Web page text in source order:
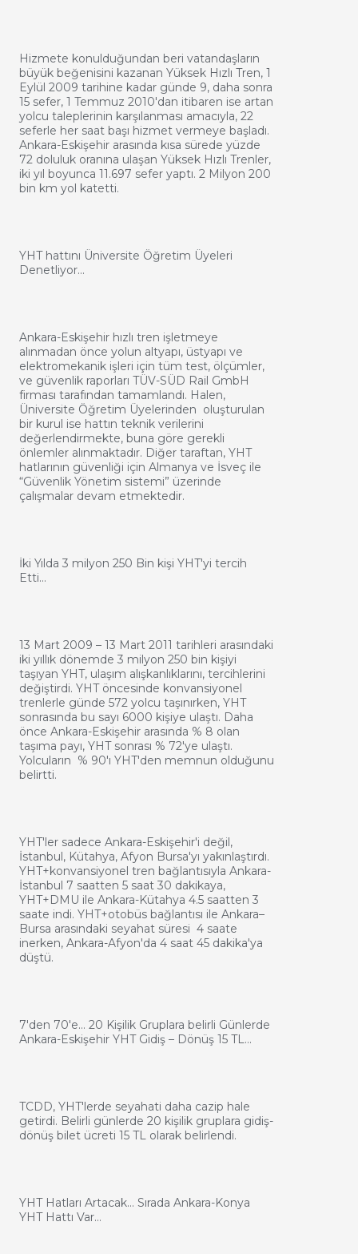
Hizmete konulduğundan beri vatandaşların
büyük beğenisini kazanan Yüksek Hızlı Tren, 1
Eylül 2009 tarihine kadar günde 9, daha sonra
15 sefer, 1 Temmuz 2010'dan itibaren ise artan
yolcu taleplerinin karşılanması amacıyla, 22
seferle her saat başı hizmet vermeye başladı.
Ankara-Eskişehir arasında kısa sürede yüzde
72 doluluk oranına ulaşan Yüksek Hızlı Trenler,
iki yıl boyunca 11.697 sefer yaptı. 2 Milyon 200
bin km yol katetti.
YHT hattını Üniversite Öğretim Üyeleri
Denetliyor…
Ankara-Eskişehir hızlı tren işletmeye
alınmadan önce yolun altyapı, üstyapı ve
elektromekanik işleri için tüm test, ölçümler,
ve güvenlik raporları TÜV-SÜD Rail GmbH
firması tarafından tamamlandı. Halen,
Üniversite Öğretim Üyelerinden oluşturulan
bir kurul ise hattın teknik verilerini
değerlendirmekte, buna göre gerekli
önlemler alınmaktadır. Diğer taraftan, YHT
hatlarının güvenliği için Almanya ve İsveç ile
“Güvenlik Yönetim sistemi” üzerinde
çalışmalar devam etmektedir.
İki Yılda 3 milyon 250 Bin kişi YHT'yi tercih
Etti…
13 Mart 2009 – 13 Mart 2011 tarihleri arasındaki
iki yıllık dönemde 3 milyon 250 bin kişiyi
taşıyan YHT, ulaşım alışkanlıklarını, tercihlerini
değiştirdi. YHT öncesinde konvansiyonel
trenlerle günde 572 yolcu taşınırken, YHT
sonrasında bu sayı 6000 kişiye ulaştı. Daha
önce Ankara-Eskişehir arasında % 8 olan
taşıma payı, YHT sonrası % 72'ye ulaştı.
Yolcuların % 90'ı YHT'den memnun olduğunu
belirtti.
YHT'ler sadece Ankara-Eskişehir'i değil,
İstanbul, Kütahya, Afyon Bursa'yı yakınlaştırdı.
YHT+konvansiyonel tren bağlantısıyla Ankara-
İstanbul 7 saatten 5 saat 30 dakikaya,
YHT+DMU ile Ankara-Kütahya 4.5 saatten 3
saate indi. YHT+otobüs bağlantısı ile Ankara–
Bursa arasındaki seyahat süresi 4 saate
inerken, Ankara-Afyon'da 4 saat 45 dakika'ya
düştü.
7'den 70'e… 20 Kişilik Gruplara belirli Günlerde
Ankara-Eskişehir YHT Gidiş – Dönüş 15 TL…
TCDD, YHT'lerde seyahati daha cazip hale
getirdi. Belirli günlerde 20 kişilik gruplara gidiş-
dönüş bilet ücreti 15 TL olarak belirlendi.
YHT Hatları Artacak… Sırada Ankara-Konya
YHT Hattı Var…